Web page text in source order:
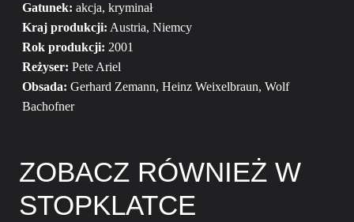
Gatunek: akcja, kryminał
Kraj produkcji: Austria, Niemcy
Rok produkcji: 2001
Reżyser: Pete Ariel
Obsada: Gerhard Zemann, Heinz Weixelbraun, Wolf
Bachofner
ZOBACZ RÓWNIEŻ W
STOPKLATCE